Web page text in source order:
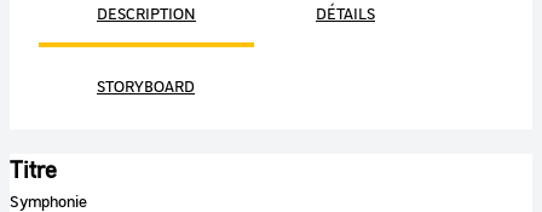
DESCRIPTION DÉTAILS
STORYBOARD
Titre
Symphonie